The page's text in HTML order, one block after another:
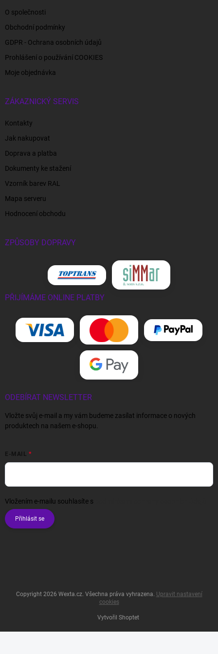
O společnosti
Obchodní podmínky
GDPR - Ochrana osobních údajů
Prohlášení o používání COOKIES
Moje objednávka
ZÁKAZNICKÝ SERVIS
Kontakty
Jak nakupovat
Doprava a platba
Dokumenty ke stažení
Vzorník barev RAL
Mapa serveru
Hodnocení obchodu
ZPŮSOBY DOPRAVY
PŘIJÍMÁME ONLINE PLATBY
ODEBÍRAT NEWSLETTER
Vložte svůj e-mail a my vám budeme zasílat informace o nových
produktech na našem e-shopu.
E-MAIL
Vložením e-mailu souhlasíte s
Přihlásit se
Vytvořil Shoptet
Copyright 2026 Wexta.cz. Všechna práva vyhrazena. Upravit nastavení
cookies